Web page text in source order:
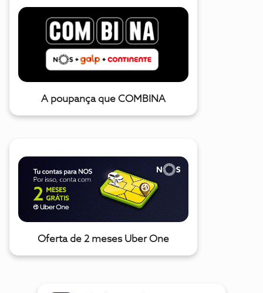
A poupança que COMBINA
Oferta de 2 meses Uber One